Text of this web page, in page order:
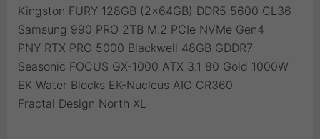
Kingston FURY 128GB (2x64GB) DDR5 5600 CL36
Samsung 990 PRO 2TB M.2 PCIe NVMe Gen4
PNY RTX PRO 5000 Blackwell 48GB GDDR7
Seasonic FOCUS GX-1000 ATX 3.1 80 Gold 1000W
EK Water Blocks EK-Nucleus AIO CR360
Fractal Design North XL